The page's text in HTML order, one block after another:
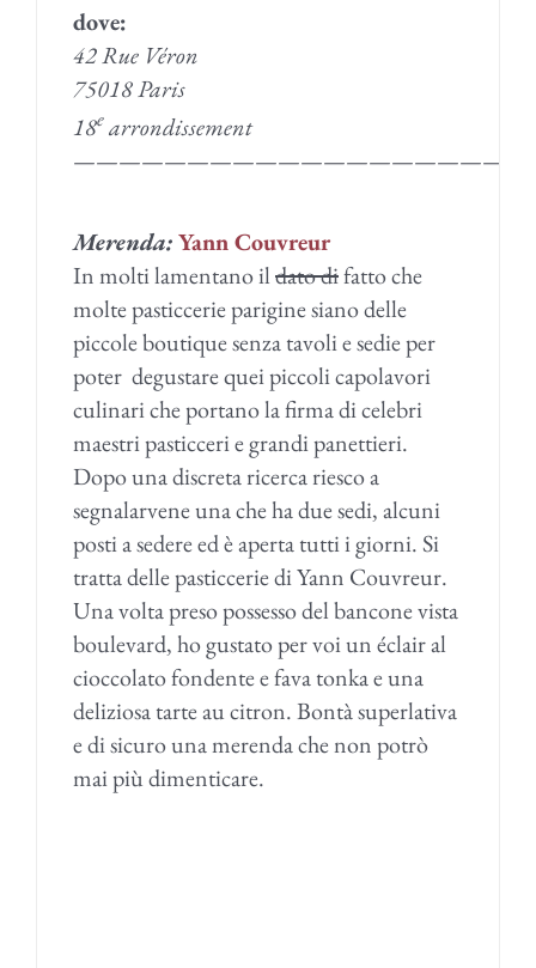
dove:
42 Rue Véron
75018 Paris
18earrondissement
Merenda:Yann Couvreur
In molti lamentano ildato difatto che
molte pasticcerie parigine siano delle
piccole boutique senza tavoli e sedie per
poter degustare quei piccoli capolavori
culinari che portano la firma di celebri
maestri pasticceri e grandi panettieri.
Dopo una discreta ricerca riesco a
segnalarvene una che ha due sedi, alcuni
posti a sedere ed è aperta tutti i giorni. Si
tratta delle pasticcerie di Yann Couvreur.
Una volta preso possesso del bancone vista
boulevard, ho gustato per voi un éclair al
cioccolato fondente e fava tonka e una
deliziosa tarte au citron. Bontà superlativa
e di sicuro una merenda che non potrò
mai più dimenticare.